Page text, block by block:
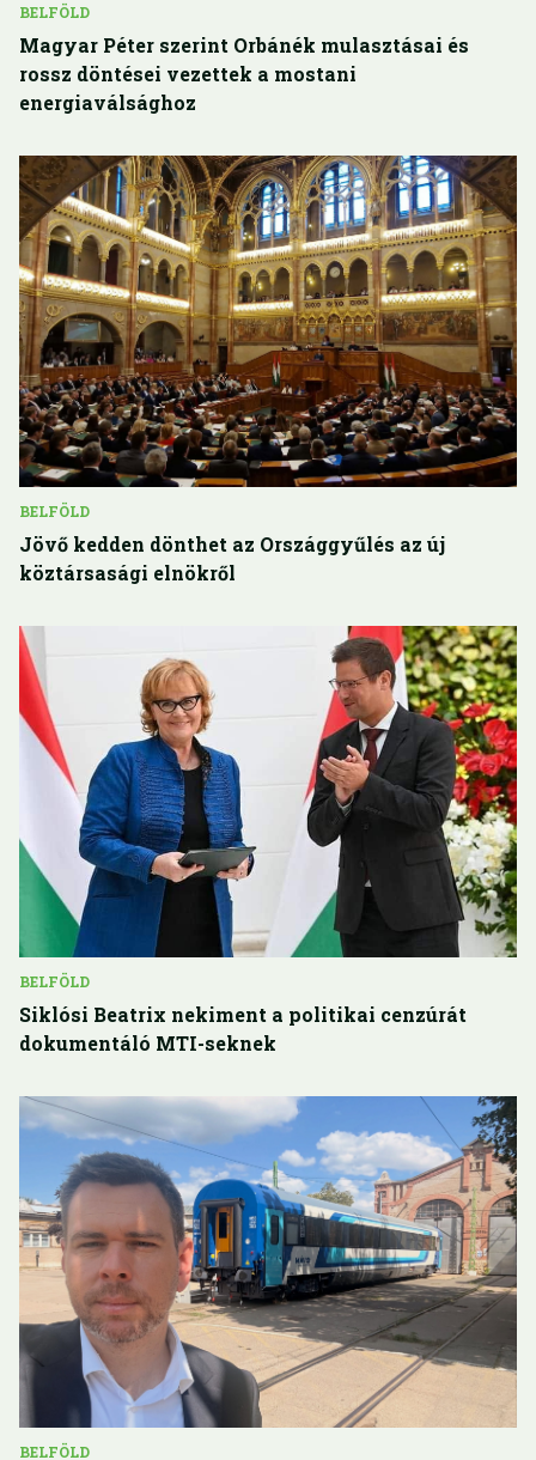
BELFÖLD
Magyar Péter szerint Orbánék mulasztásai és
rossz döntései vezettek a mostani
energiaválsághoz
BELFÖLD
Jövő kedden dönthet az Országgyűlés az új
köztársasági elnökről
BELFÖLD
Siklósi Beatrix nekiment a politikai cenzúrát
dokumentáló MTI-seknek
BELFÖLD